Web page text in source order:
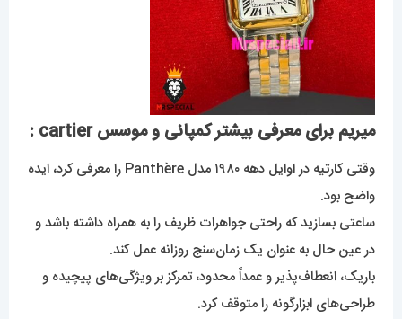
میریم برای معرفی بیشتر کمپانی و موسس cartier :
وقتی کارتیه در اوایل دهه ۱۹۸۰ مدل Panthère را معرفی کرد، ایده
واضح بود.
ساعتی بسازید که راحتی جواهرات ظریف را به همراه داشته باشد و
در عین حال به عنوان یک زمان‌سنج روزانه عمل کند.
باریک، انعطاف‌پذیر و عمداً محدود، تمرکز بر ویژگی‌های پیچیده و
طراحی‌های ابزارگونه را متوقف کرد.